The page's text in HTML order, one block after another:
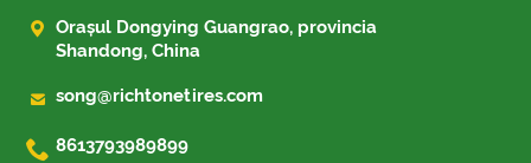
 Orașul Dongying Guangrao, provincia
Shandong, China
 song@richtonetires.com
 8613793989899